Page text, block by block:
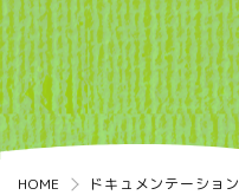
HOME ドキュメンテーション